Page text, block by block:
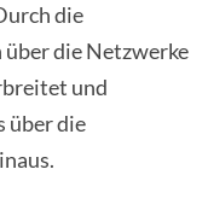
die
die Netzwerke
und
über die